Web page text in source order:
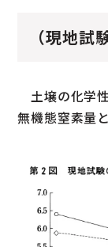
（現地試験
土壌の化学
無機態窒素量